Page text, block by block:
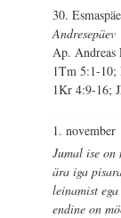
30.
Andresepäev
Ap. Andreas
1Tm 5:1-
1Kr 4:9-16;
1. november
Jumal ise on
ära iga
leinamist
endine on